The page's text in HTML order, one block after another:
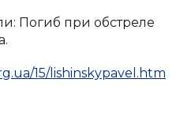
Погиб при обстреле
15/lishinskypavel.htm